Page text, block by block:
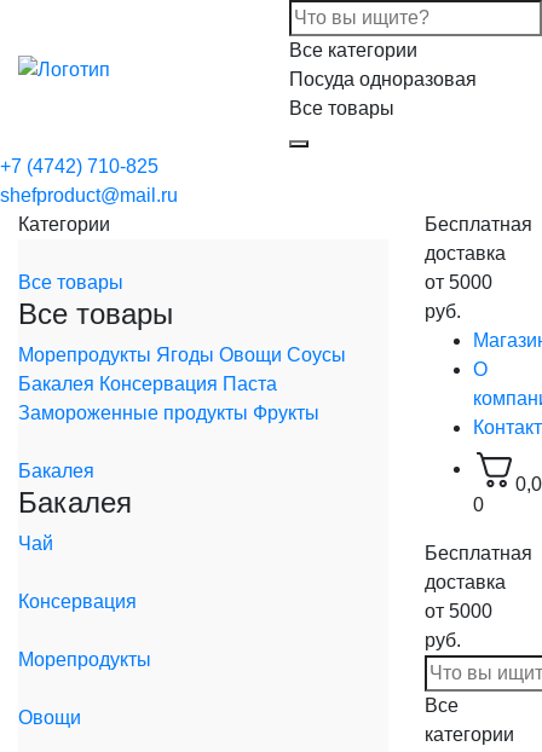
Все категории
Посуда одноразовая
Все товары
+7 (4742) 710-825
shefproduct@mail.ru
Категории
Все товары
Все товары
Морепродукты Ягоды Овощи Соусы
Бакалея Консервация Паста
Замороженные продукты Фрукты
Бакалея
Бакалея
Чай
Консервация
Морепродукты
Овощи
Бесплатная
доставка
от 5000
руб.
О
0
Бесплатная
доставка
от 5000
руб.
Все
категории